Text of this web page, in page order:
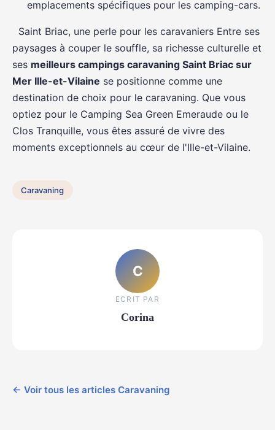
emplacements spécifiques pour les camping-cars.
Saint Briac, une perle pour les caravaniers Entre ses
paysages à couper le souffle, sa richesse culturelle et
ses meilleurs campings caravaning Saint Briac sur
Mer Ille-et-Vilaine se positionne comme une
destination de choix pour le caravaning. Que vous
optiez pour le Camping Sea Green Emeraude ou le
Clos Tranquille, vous êtes assuré de vivre des
moments exceptionnels au cœur de l'Ille-et-Vilaine.
Caravaning
C
ECRIT PAR
Corina
← Voir tous les articles Caravaning